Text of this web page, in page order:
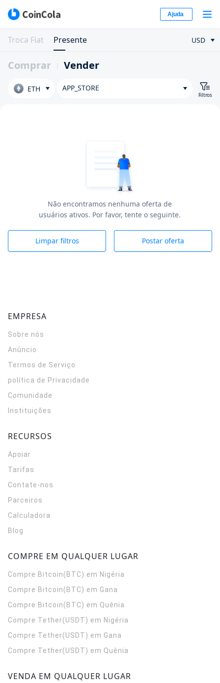
Ajuda
Troca Fiat Presente USD
Comprar Vender
ETH APP_STORE
Filtros
Não encontramos nenhuma oferta de
usuários ativos. Por favor, tente o seguinte.
Limpar filtros Postar oferta
EMPRESA
Sobre nós
Anúncio
Termos de Serviço
política de Privacidade
Comunidade
Instituições
RECURSOS
Apoiar
Tarifas
Contate-nos
Parceiros
Calculadora
Blog
COMPRE EM QUALQUER LUGAR
Compre Bitcoin(BTC) em Nigéria
Compre Bitcoin(BTC) em Gana
Compre Bitcoin(BTC) em Quênia
Compre Tether(USDT) em Nigéria
Compre Tether(USDT) em Gana
Compre Tether(USDT) em Quênia
VENDA EM QUALQUER LUGAR